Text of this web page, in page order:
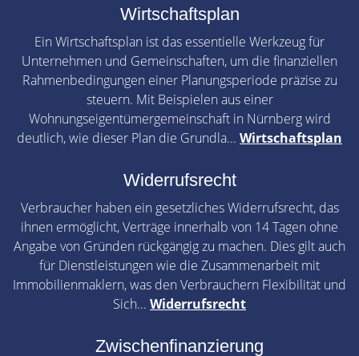
Wirtschaftsplan
Ein Wirtschaftsplan ist das essentielle Werkzeug für
Unternehmen und Gemeinschaften, um die finanziellen
Rahmenbedingungen einer Planungsperiode präzise zu
steuern. Mit Beispielen aus einer
Wohnungseigentümergemeinschaft in Nürnberg wird
deutlich, wie dieser Plan die Grundla... Wirtschaftsplan
Widerrufsrecht
Verbraucher haben ein gesetzliches Widerrufsrecht, das
ihnen ermöglicht, Verträge innerhalb von 14 Tagen ohne
Angabe von Gründen rückgängig zu machen. Dies gilt auch
für Dienstleistungen wie die Zusammenarbeit mit
Immobilienmaklern, was den Verbrauchern Flexibilität und
Sich... Widerrufsrecht
Zwischenfinanzierung